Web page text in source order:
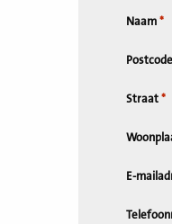
Naam *
Straat *
E-